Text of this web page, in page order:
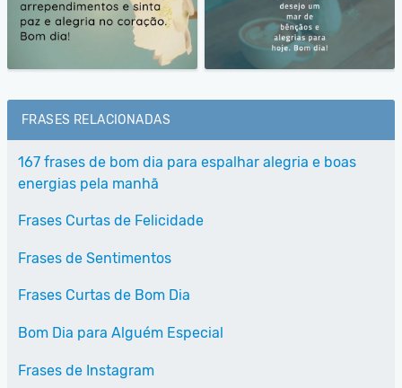
FRASES RELACIONADAS
167 frases de bom dia para espalhar alegria e boas
energias pela manhã
Frases Curtas de Felicidade
Frases de Sentimentos
Frases Curtas de Bom Dia
Bom Dia para Alguém Especial
Frases de Instagram